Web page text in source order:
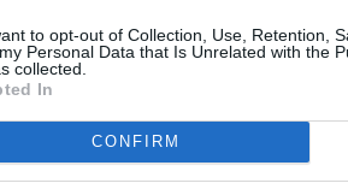
to opt-out of Collection, Use, Retention,
Personal Data that Is Unrelated with the
collected.
In
CONFIRM